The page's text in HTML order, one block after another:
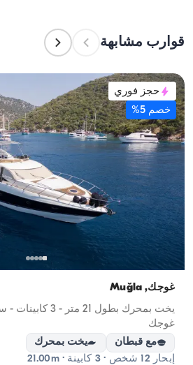
للإيجارات اليومية، فتنطبق سعة الإبحار.
قوارب مشابهة
حجز فوري
خصم 5%
غوجك, Muğla
غوجك
مع قبطان
يخت بمحرك
إبحار 12 شخص · 3 كابينة · 21.00m